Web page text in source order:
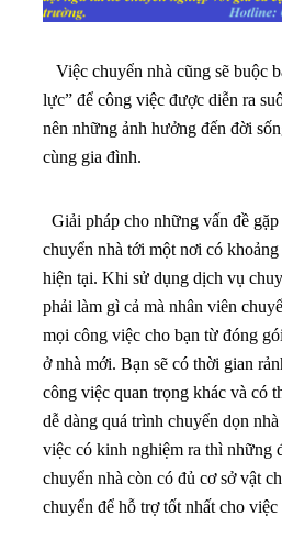
Việc chuyển nhà cũng sẽ buộc
lực” để công việc được diễn ra
nên những ảnh hưởng đến đời
cùng gia đình.
Giải pháp cho những vấn đề
chuyển nhà tới một nơi có
hiện tại. Khi sử dụng dịch vụ
phải làm gì cả mà nhân viên
mọi công việc cho bạn từ đóng
ở nhà mới. Bạn sẽ có thời gian
công việc quan trọng khác và có
dễ dàng quá trình chuyển dọn
việc có kinh nghiệm ra thì những
chuyển nhà còn có đủ cơ sở vật
chuyển để hỗ trợ tốt nhất cho việc